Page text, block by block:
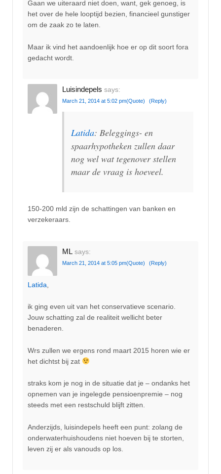
Gaan we uiteraard niet doen, want, gek genoeg, is
het over de hele looptijd bezien, financieel gunstiger
om de zaak zo te laten.
Maar ik vind het aandoenlijk hoe er op dit soort fora
gedacht wordt.
Luisindepels says:
March 21, 2014 at 5:02 pm(Quote) (Reply)
Latida: Beleggings- en
spaarhypotheken zullen daar
nog wel wat tegenover stellen
maar de vraag is hoeveel.
150-200 mld zijn de schattingen van banken en
verzekeraars.
ML says:
March 21, 2014 at 5:05 pm(Quote) (Reply)
Latida
ik ging even uit van het conservatieve scenario.
Jouw schatting zal de realiteit wellicht beter
benaderen.
Wrs zullen we ergens rond maart 2015 horen wie er
het dichtst bij zat
straks kom je nog in de situatie dat je – ondanks het
opnemen van je ingelegde pensioenpremie – nog
steeds met een restschuld blijft zitten.
Anderzijds, luisindepels heeft een punt: zolang de
onderwaterhuishoudens niet hoeven bij te storten,
leven zij er als vanouds op los.